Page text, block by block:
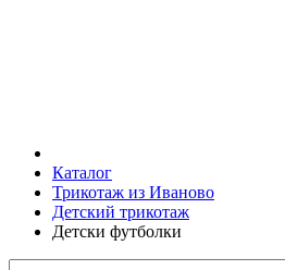
Каталог
Трикотаж из Иваново
Детский трикотаж
Детски футболки